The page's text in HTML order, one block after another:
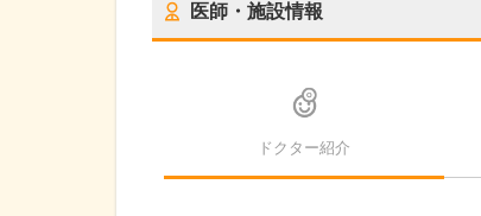
医師・施設情報
ドクター紹介